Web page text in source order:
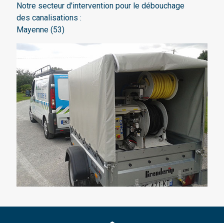
Notre secteur d'intervention pour le débouchage
des canalisations :
Mayenne (53)